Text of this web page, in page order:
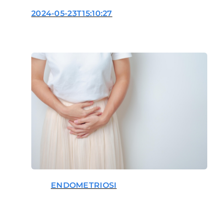
2024-05-23T15:10:27
ENDOMETRIOSI